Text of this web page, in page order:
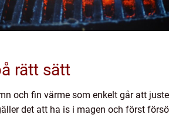
rätt sätt
och fin värme som enkelt går att
det att ha is i magen och först